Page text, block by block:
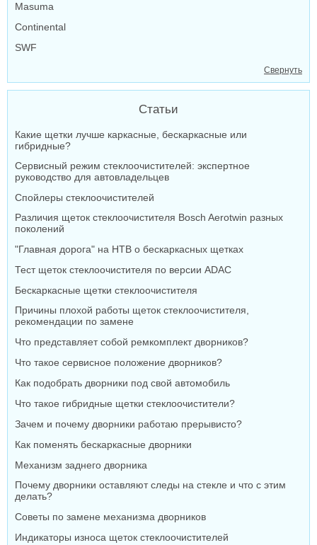
Masuma
Continental
SWF
Свернуть
Статьи
Какие щетки лучше каркасные, бескаркасные или
гибридные?
Сервисный режим стеклоочистителей: экспертное
руководство для автовладельцев
Спойлеры стеклоочистителей
Различия щеток стеклоочистителя Bosch Aerotwin разных
поколений
"Главная дорога" на НТВ о бескаркасных щетках
Тест щеток стеклоочистителя по версии ADAC
Бескаркасные щетки стеклоочистителя
Причины плохой работы щеток стеклоочистителя,
рекомендации по замене
Что представляет собой ремкомплект дворников?
Что такое сервисное положение дворников?
Как подобрать дворники под свой автомобиль
Что такое гибридные щетки стеклоочистители?
Зачем и почему дворники работаю прерывисто?
Как поменять бескаркасные дворники
Механизм заднего дворника
Почему дворники оставляют следы на стекле и что с этим
делать?
Советы по замене механизма дворников
Индикаторы износа щеток стеклоочистителей